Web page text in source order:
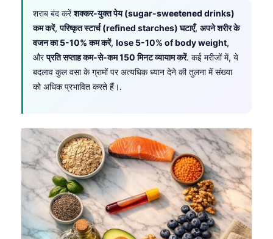
शराब बंद करेंशक्कर-युक्त पेय (sugar-sweetened drinks)
कम करें,परिष्कृत स्टार्च (refined starches) घटाएँ, अपने शरीर के
वजन का 5-10% कम करें, lose 5-10% of body weight,
औरप्रति सप्ताह कम-से-कम 150 मिनट व्यायाम करें. कई मरीजों में, ये
बदलाव कुल वसा के ग्रामों पर अत्यधिक ध्यान देने की तुलना में संख्या
को अधिक प्रभावित करते हैं।.
Shqip
বাংলা
اردو
मराठी
తెలుగు
ಕನ್ನಡ
മലയാളം
Bahasa Melayu
Tiếng Việt